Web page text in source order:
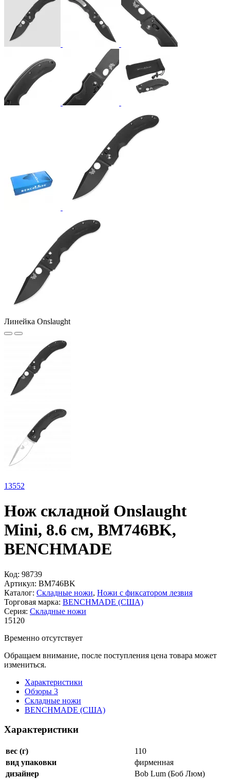
Линейка Onslaught
13552
Нож складной Onslaught
Mini, 8.6 см, BM746BK,
BENCHMADE
Код: 98739
Артикул: BM746BK
Каталог: Складные ножи, Ножи с фиксатором лезвия
Торговая марка: BENCHMADE (США)
Серия: Складные ножи
15120
Временно отсутствует
Обращаем внимание, после поступления цена товара может
измениться.
Характеристики
Обзоры 3
Складные ножи
BENCHMADE (США)
Характеристики
вес (г)
110
вид упаковки
фирменная
дизайнер
Bob Lum (Боб Люм)